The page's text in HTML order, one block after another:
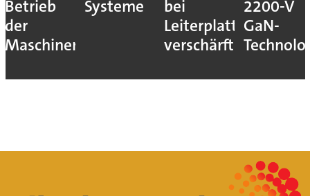
Betrieb
der
Maschinen
Systeme
bei
Leiterplatten
verschärft
2200-V
GaN-